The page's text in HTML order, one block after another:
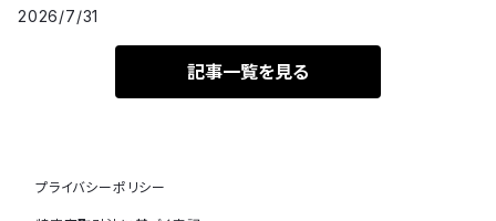
2026/7/31
記事一覧を見る
プライバシーポリシー